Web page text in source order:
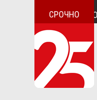
СРОЧНО
ТРЁХ